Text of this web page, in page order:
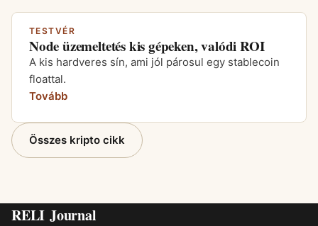
TESTVÉR
Node üzemeltetés kis gépeken, valódi ROI
A kis hardveres sín, ami jól párosul egy stablecoin
floattal.
Tovább
Összes kripto cikk
RELI Journal